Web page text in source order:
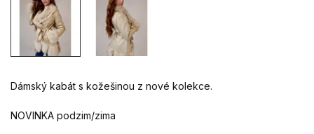
Dámský kabát s kožešinou z nové kolekce.
NOVINKA podzim/zima